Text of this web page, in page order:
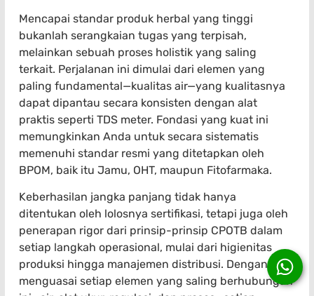
Mencapai standar produk herbal yang tinggi
bukanlah serangkaian tugas yang terpisah,
melainkan sebuah proses holistik yang saling
terkait. Perjalanan ini dimulai dari elemen yang
paling fundamental—kualitas air—yang kualitasnya
dapat dipantau secara konsisten dengan alat
praktis seperti TDS meter. Fondasi yang kuat ini
memungkinkan Anda untuk secara sistematis
memenuhi standar resmi yang ditetapkan oleh
BPOM, baik itu Jamu, OHT, maupun Fitofarmaka.
Keberhasilan jangka panjang tidak hanya
ditentukan oleh lolosnya sertifikasi, tetapi juga oleh
penerapan rigor dari prinsip-prinsip CPOTB dalam
setiap langkah operasional, mulai dari higienitas
produksi hingga manajemen distribusi. Dengan
menguasai setiap elemen yang saling berhubungan